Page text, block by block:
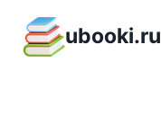
содержимому
ubooki.ru